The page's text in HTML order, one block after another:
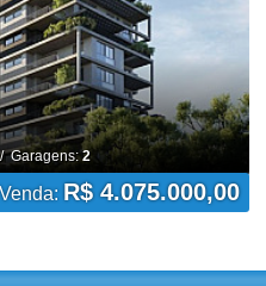
2
Venda: R$ 4.075.000,00